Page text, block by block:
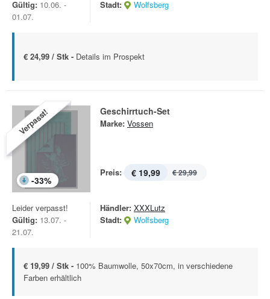
Gültig: 10.06. -
01.07.
Stadt:
Wolfsberg
€ 24,99 / Stk - Details im Prospekt
Verpasst!
-33%
Geschirrtuch-Set
Marke: Vossen
Preis: € 19,99 € 29,99
Leider verpasst!
Gültig: 13.07. -
21.07.
Händler: XXXLutz
Stadt:
Wolfsberg
€ 19,99 / Stk - 100% Baumwolle, 50x70cm, in verschiedene
Farben erhältlich